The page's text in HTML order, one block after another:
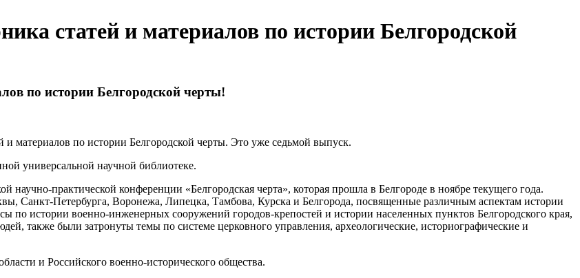
статей и материалов по истории Белгородской
по истории Белгородской черты!
материалов по истории Белгородской черты. Это уже седьмой выпуск.
универсальной научной библиотеке.
практической конференции «Белгородская черта», которая прошла в Белгороде в ноябре текущего года.
Санкт-Петербурга, Воронежа, Липецка, Тамбова, Курска и Белгорода, посвященные различным аспектам истории
истории военно-инженерных сооружений городов-крепостей и истории населенных пунктов Белгородского края,
также были затронуты темы по системе церковного управления, археологические, историографические и
и Российского военно-исторического общества.